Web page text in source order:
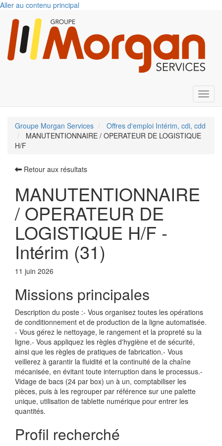
Aller au contenu principal
Groupe Morgan Services
Offres d'emploi Intérim, cdi, cdd
MANUTENTIONNAIRE / OPERATEUR DE LOGISTIQUE
H/F
Retour aux résultats
MANUTENTIONNAIRE
/ OPERATEUR DE
LOGISTIQUE H/F -
Intérim (31)
11 juin 2026
Missions principales
Description du poste :- Vous organisez toutes les opérations
de conditionnement et de production de la ligne automatisée.
- Vous gérez le nettoyage, le rangement et la propreté su la
ligne.- Vous appliquez les règles d'hygiène et de sécurité,
ainsi que les règles de pratiques de fabrication.- Vous
veillerez à garantir la fluidité et la continuité de la chaîne
mécanisée, en évitant toute interruption dans le processus.-
Vidage de bacs (24 par box) un à un, comptabiliser les
pièces, puis à les regrouper par référence sur une palette
unique, utilisation de tablette numérique pour entrer les
quantités.
Profil recherché